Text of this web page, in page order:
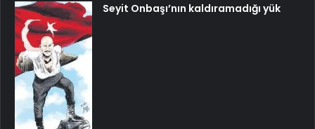
Seyit Onbaşı’nın kaldıramadığı yük